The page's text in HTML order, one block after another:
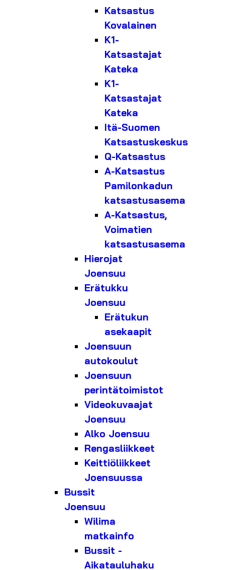
Katsastus
Kovalainen
K1-
Katsastajat
Kateka
K1-
Katsastajat
Kateka
Itä-Suomen
Katsastuskeskus
Q-Katsastus
A-Katsastus
Pamilonkadun
katsastusasema
A-Katsastus,
Voimatien
katsastusasema
Hierojat
Joensuu
Erätukku
Joensuu
Erätukun
asekaapit
Joensuun
autokoulut
Joensuun
perintätoimistot
Videokuvaajat
Joensuu
Alko Joensuu
Rengasliikkeet
Keittiöliikkeet
Joensuussa
Bussit
Joensuu
Wilima
matkainfo
Bussit -
Aikatauluhaku